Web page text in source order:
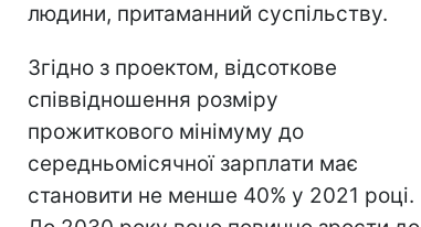
людини, притаманний суспільству.
Згідно з проектом, відсоткове
співвідношення розміру
прожиткового мінімуму до
середньомісячної зарплати має
становити не менше 40% у 2021 році.